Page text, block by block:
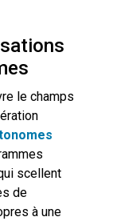
le champs
scellent
de
à une